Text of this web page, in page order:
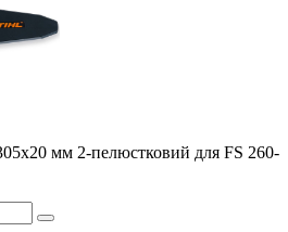
мм 2-пелюстковий для FS 260-